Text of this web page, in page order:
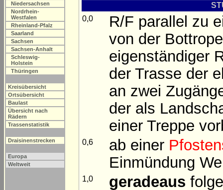
Niedersachsen
Nordrhein-
Westfalen
Rheinland-Pfalz
Saarland
Sachsen
Sachsen-Anhalt
Schleswig-
Holstein
Thüringen
Kreisübersicht
Ortsübersicht
Baulast
Übersicht nach
Rädern
Trassenstatistik
Draisinenstrecken
Europa
Weltweit
0,0
R/F parallel zu
von der
eigenständiger
der Trasse der
an zwei
der als
einer Treppe
0,6 ab einer
Einmündung
1,0 geradeaus